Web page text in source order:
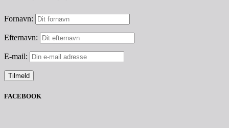
Fornavn:
Efternavn:
E-mail:
FACEBOOK